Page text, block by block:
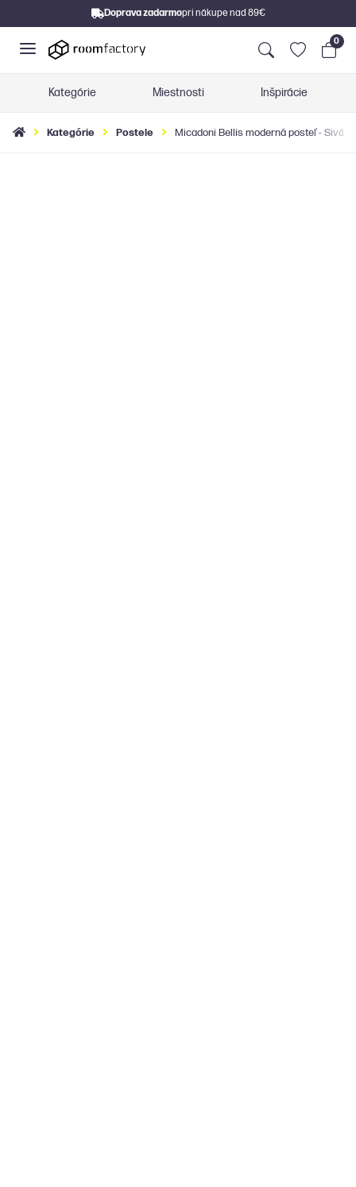
Doprava zadarmopri nákupe nad 89€
0
Kategórie Miestnosti Inšpirácie
Kategórie Postele Micadoni Bellis moderná posteľ - Sivá,